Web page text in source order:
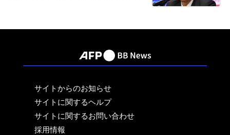
サイトからのお知らせ
サイトに関するヘルプ
サイトに関するお問い合わせ
採用情報